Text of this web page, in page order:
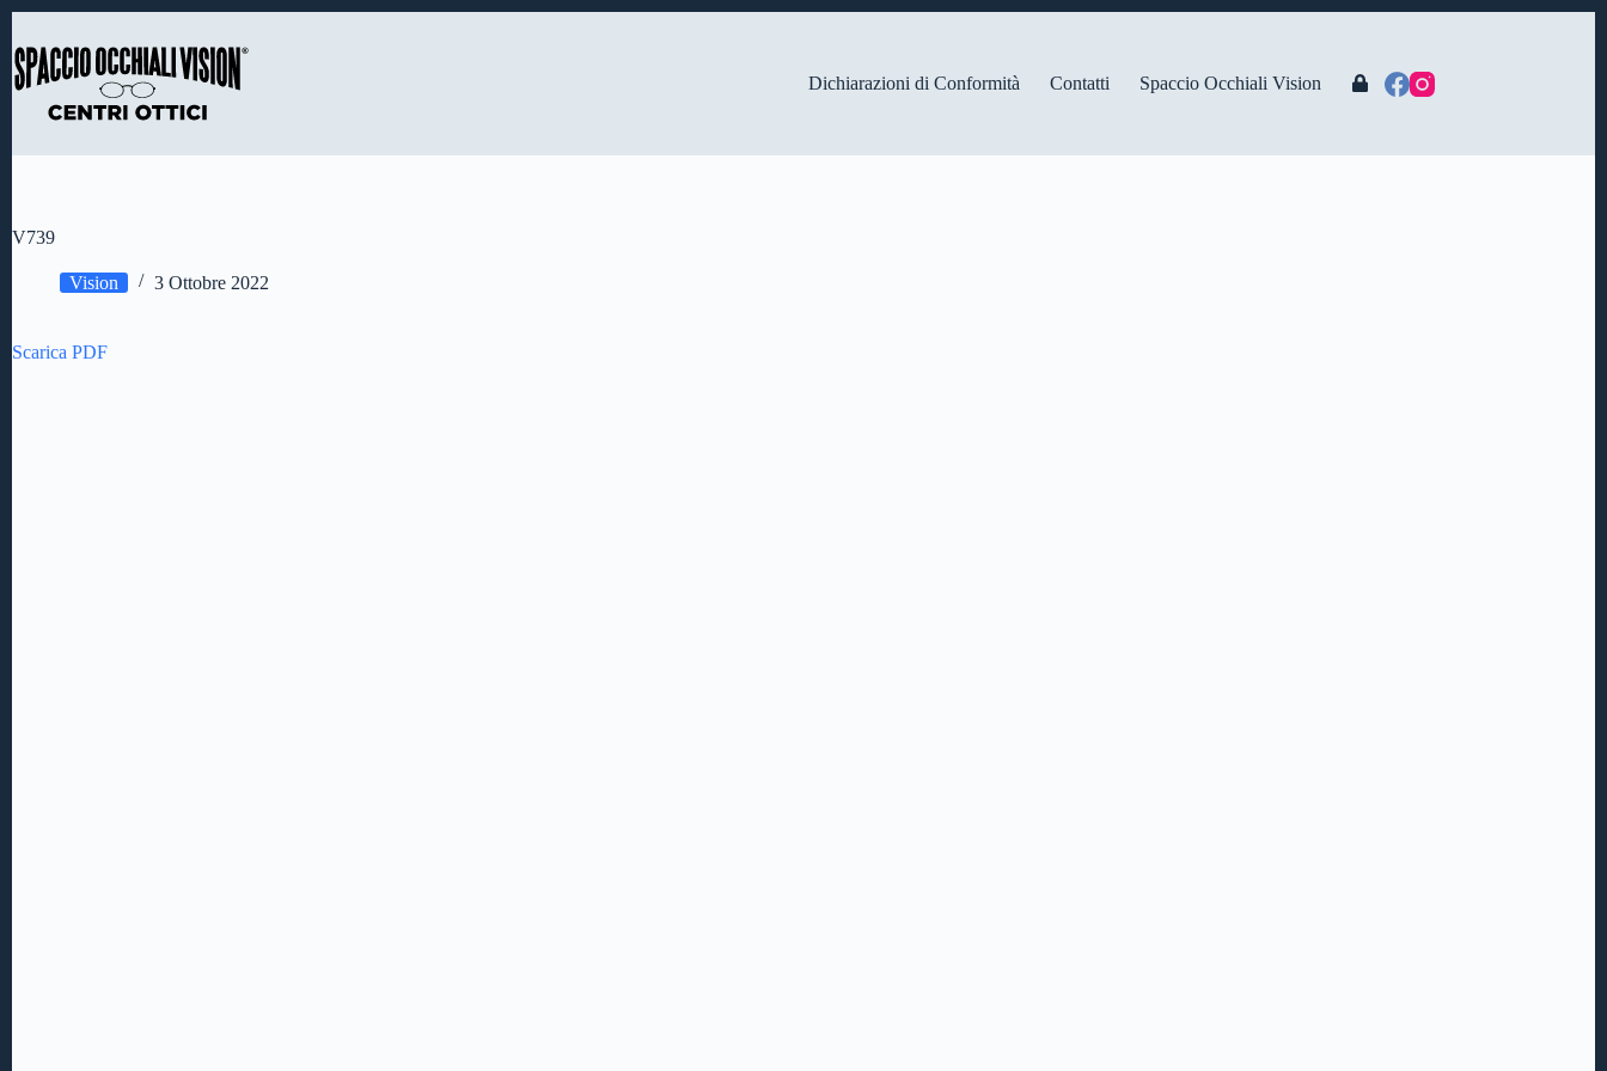
al
contenuto
Dichiarazioni di Conformità
Contatti Spaccio Occhiali Vision
V739
Vision 3 Ottobre 2022
Scarica PDF